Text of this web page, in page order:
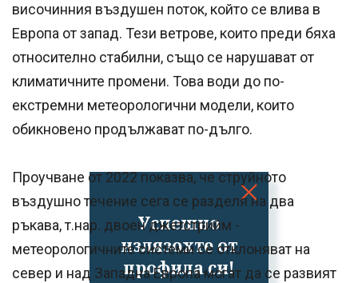
Успешно
излязохте от
профила си!
височинния въздушен поток, който се влива в
Европа от запад. Тези ветрове, които преди бяха
относително стабилни, също се нарушават от
климатичните промени. Това води до по-
екстремни метеорологични модели, които
обикновено продължават по-дълго.
Проучване от 2022 показва, че струйното
въздушно течение сега се разделя на два
ръкава, т.нар. двоен джетстрийм -
метеорологичните системи се отклоняват на
север и над Западна Европа могат да се развият